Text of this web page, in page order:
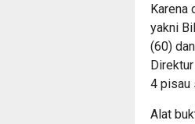
Karena
yakni
(60)
4 pisau
Alat